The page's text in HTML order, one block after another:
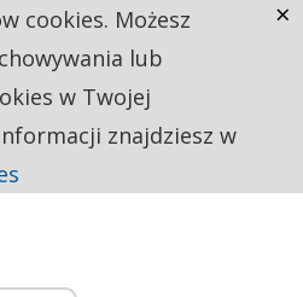
cookies. Możesz
lub
w Twojej
znajdziesz w
×